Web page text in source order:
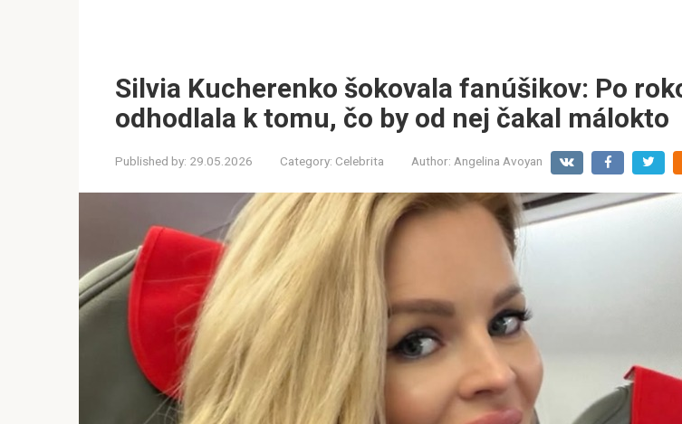
Silvia Kucherenko šokovala fanúšikov: Po
odhodlala k tomu, čo by od nej čakal málokto
Published by: 29.05.2026 Category: Celebrita Author: Angelina Avoyan